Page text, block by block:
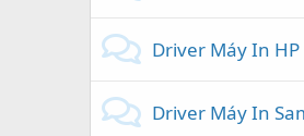
Driver Máy In HP
Driver Máy In